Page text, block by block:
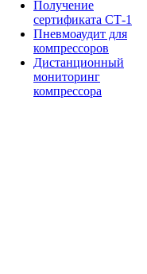
Получение
сертификата СТ-1
Пневмоаудит для
компрессоров
Дистанционный
мониторинг
компрессора